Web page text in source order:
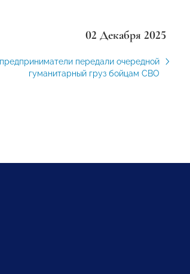
02 Декабря 2025
передали очередной
гуманитарный груз бойцам СВО